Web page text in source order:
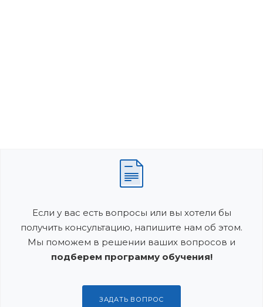
Если у вас есть вопросы или вы хотели бы
получить консультацию, напишите нам об этом.
Мы поможем в решении ваших вопросов и
подберем программу обучения!
ЗАДАТЬ ВОПРОС